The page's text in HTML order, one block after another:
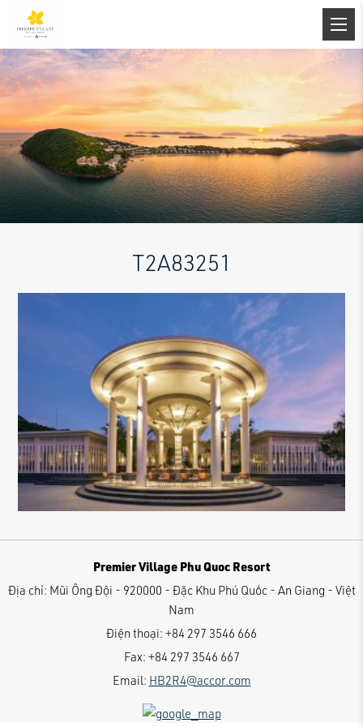
T2A83251
Premier Village Phu Quoc Resort
Địa chỉ: Mũi Ông Đội - 920000 - Đặc Khu Phú Quốc - An Giang - Việt
Nam
Điện thoại: +84 297 3546 666
Fax: +84 297 3546 667
Email: HB2R4@accor.com